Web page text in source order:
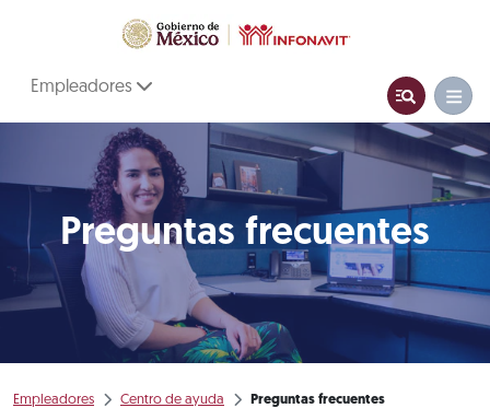
Empleadores
Preguntas frecuentes
Empleadores Centro de ayuda Preguntas frecuentes